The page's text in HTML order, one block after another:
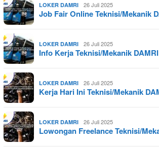
LOKER DAMRI 26 Juli 2025
Job Fair Online Teknisi/Mekanik
LOKER DAMRI 26 Juli 2025
Info Kerja Teknisi/Mekanik
LOKER DAMRI 26 Juli 2025
Kerja Hari Ini Teknisi/Mekanik
LOKER DAMRI 26 Juli 2025
Lowongan Freelance Teknisi/